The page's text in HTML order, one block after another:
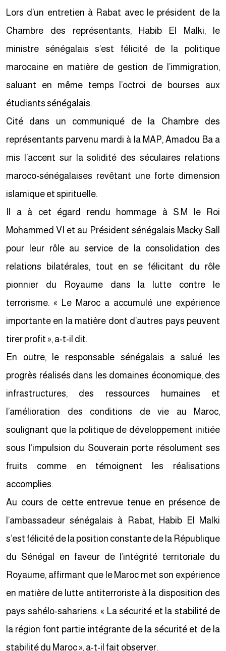
Lors d’un entretien à Rabat avec le président de la
Chambre des représentants, Habib El Malki, le
ministre sénégalais s’est félicité de la politique
marocaine en matière de gestion de l’immigration,
saluant en même temps l’octroi de bourses aux
étudiants sénégalais.
Cité dans un communiqué de la Chambre des
représentants parvenu mardi à la MAP, Amadou Ba a
mis l’accent sur la solidité des séculaires relations
maroco-sénégalaises revêtant une forte dimension
islamique et spirituelle.
Il a à cet égard rendu hommage à S.M le Roi
Mohammed VI et au Président sénégalais Macky Sall
pour leur rôle au service de la consolidation des
relations bilatérales, tout en se félicitant du rôle
pionnier du Royaume dans la lutte contre le
terrorisme. « Le Maroc a accumulé une expérience
importante en la matière dont d’autres pays peuvent
tirer profit », a-t-il dit.
En outre, le responsable sénégalais a salué les
progrès réalisés dans les domaines économique, des
infrastructures, des ressources humaines et
l’amélioration des conditions de vie au Maroc,
soulignant que la politique de développement initiée
sous l’impulsion du Souverain porte résolument ses
fruits comme en témoignent les réalisations
accomplies.
Au cours de cette entrevue tenue en présence de
l’ambassadeur sénégalais à Rabat, Habib El Malki
s’est félicité de la position constante de la République
du Sénégal en faveur de l’intégrité territoriale du
Royaume, affirmant que le Maroc met son expérience
en matière de lutte antiterroriste à la disposition des
pays sahélo-sahariens. « La sécurité et la stabilité de
la région font partie intégrante de la sécurité et de la
stabilité du Maroc », a-t-il fait observer.